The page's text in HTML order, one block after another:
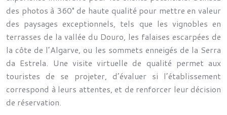
des photos à 360° de haute qualité pour mettre en valeur
des paysages exceptionnels, tels que les vignobles en
terrasses de la vallée du Douro, les falaises escarpées de
la côte de l’Algarve, ou les sommets enneigés de la Serra
da Estrela. Une visite virtuelle de qualité permet aux
touristes de se projeter, d’évaluer si l’établissement
correspond à leurs attentes, et de renforcer leur décision
de réservation.